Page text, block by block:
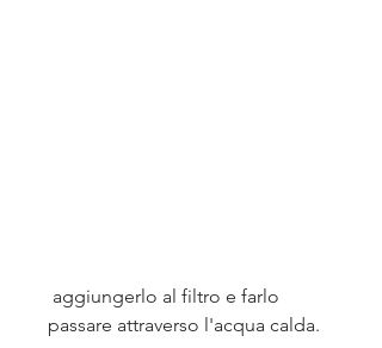
passare attraverso l'acqua calda.